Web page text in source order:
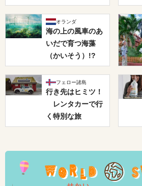
オランダ
海の上の風車のあ
いだで育つ海藻
（かいそう）!?
フェロー諸島
行き先はヒミツ！
レンタカーで行
く特別な旅